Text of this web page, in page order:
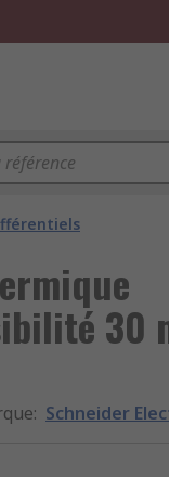
30
: Schneider